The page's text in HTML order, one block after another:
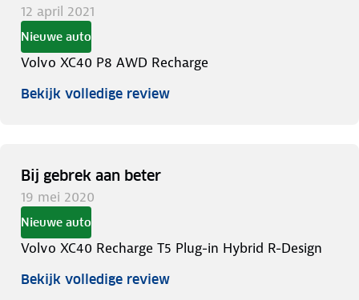
12 april 2021
Nieuwe auto
Volvo XC40 P8 AWD Recharge
Bekijk volledige review
Bij gebrek aan beter
19 mei 2020
Nieuwe auto
Volvo XC40 Recharge T5 Plug-in Hybrid R-Design
Bekijk volledige review